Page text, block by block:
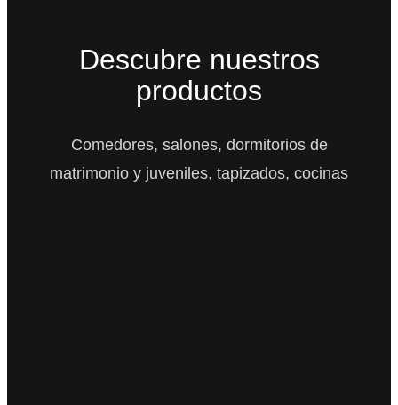
Descubre nuestros
productos
Comedores, salones, dormitorios de
matrimonio y juveniles, tapizados, cocinas